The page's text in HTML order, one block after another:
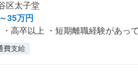
区太子堂
35万円
高卒以上 ・短期離職経験があっ
費支給